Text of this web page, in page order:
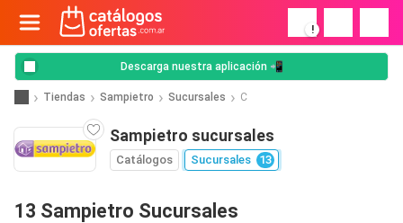
!
Descarga nuestra aplicación 📲
Tiendas Sampietro Sucursales C
Sampietro sucursales
Catálogos Sucursales 13
13 Sampietro Sucursales